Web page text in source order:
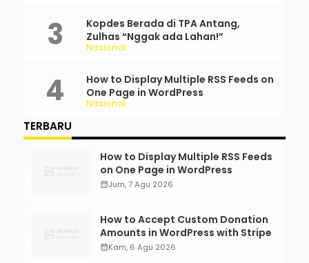
Nasional
Kopdes Berada di TPA Antang,
Zulhas “Nggak ada Lahan!”
Nasional
How to Display Multiple RSS Feeds on
One Page in WordPress
TERBARU
How to Display Multiple RSS Feeds
on One Page in WordPress
calendar_monthJum, 7 Agu 2026
How to Accept Custom Donation
Amounts in WordPress with Stripe
calendar_monthKam, 6 Agu 2026